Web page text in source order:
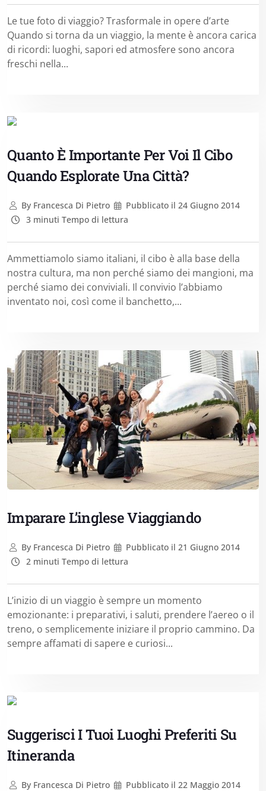
Le tue foto di viaggio? Trasformale in opere d’arte
Quando si torna da un viaggio, la mente è ancora carica
di ricordi: luoghi, sapori ed atmosfere sono ancora
freschi nella...
Quanto È Importante Per Voi Il Cibo
Quando Esplorate Una Città?
ByFrancesca Di Pietro Pubblicato il 24 Giugno 2014
3 minuti Tempo di lettura
Ammettiamolo siamo italiani, il cibo è alla base della
nostra cultura, ma non perché siamo dei mangioni, ma
perché siamo dei conviviali. Il convivio l’abbiamo
inventato noi, così come il banchetto,...
Imparare L’inglese Viaggiando
ByFrancesca Di Pietro Pubblicato il 21 Giugno 2014
2 minuti Tempo di lettura
L’inizio di un viaggio è sempre un momento
emozionante: i preparativi, i saluti, prendere l’aereo o il
treno, o semplicemente iniziare il proprio cammino. Da
sempre affamati di sapere e curiosi...
Suggerisci I Tuoi Luoghi Preferiti Su
Itineranda
ByFrancesca Di Pietro Pubblicato il 22 Maggio 2014